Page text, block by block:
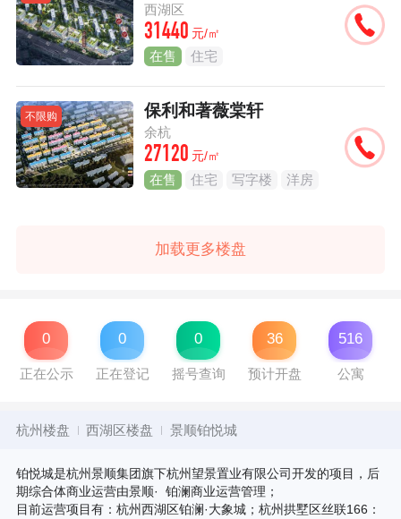
西湖区
31440 元/㎡
在售 住宅
不限购 保利和著薇棠轩
余杭
27120 元/㎡
在售 住宅 写字楼 洋房
加载更多楼盘
0
正在公示
0
正在登记
0
摇号查询
36
预计开盘
516
公寓
杭州楼盘 西湖区楼盘 景顺铂悦城
铂悦城是杭州景顺集团旗下杭州望景置业有限公司开发的项目，后
期综合体商业运营由景顺· 铂澜商业运营管理；
目前运营项目有：杭州西湖区铂澜·大象城；杭州拱墅区丝联166：